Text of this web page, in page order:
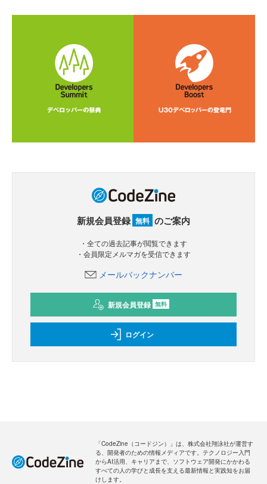
新規会員登録 無料 のご案内
・全ての過去記事が閲覧できます
・会員限定メルマガを受信できます
メールバックナンバー
新規会員登録 無料
ログイン
「CodeZine（コードジン）」は、株式会社翔泳社が運営す
る、開発者のための情報メディアです。テクノロジー入門
からAI活用、キャリアまで、ソフトウェア開発にかかわる
すべての人の学びと成長を支える最新情報と実践知をお届
けします。